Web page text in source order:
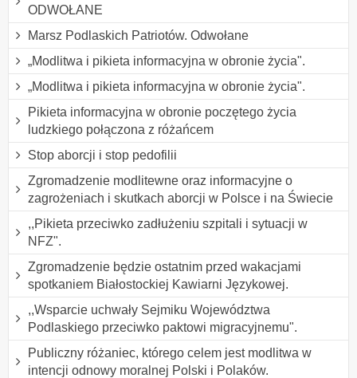
ODWOŁANE
Marsz Podlaskich Patriotów. Odwołane
„Modlitwa i pikieta informacyjna w obronie życia".
„Modlitwa i pikieta informacyjna w obronie życia".
Pikieta informacyjna w obronie poczętego życia
ludzkiego połączona z różańcem
Stop aborcji i stop pedofilii
Zgromadzenie modlitewne oraz informacyjne o
zagrożeniach i skutkach aborcji w Polsce i na Świecie
,,Pikieta przeciwko zadłużeniu szpitali i sytuacji w
NFZ".
Zgromadzenie będzie ostatnim przed wakacjami
spotkaniem Białostockiej Kawiarni Językowej.
,,Wsparcie uchwały Sejmiku Województwa
Podlaskiego przeciwko paktowi migracyjnemu".
Publiczny różaniec, którego celem jest modlitwa w
intencji odnowy moralnej Polski i Polaków.